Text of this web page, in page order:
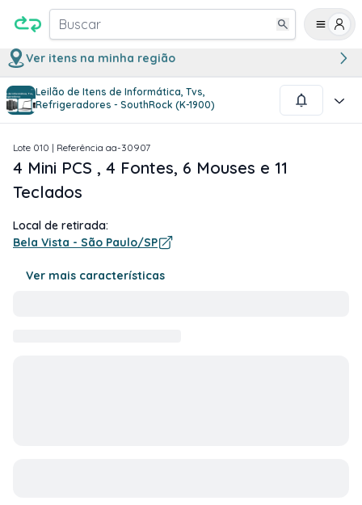
Buscar
Ver itens na minha região
Leilão de Itens de Informática, Tvs,
Refrigeradores - SouthRock (K-1900)
1/4
Lote 010 | Referência aa-30907
4 Mini PCS , 4 Fontes, 6 Mouses e 11
Teclados
Local de retirada:
Bela Vista - São Paulo/SP
Ver mais características